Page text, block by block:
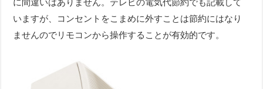
に間違いはありません。テレビの電気代節約でも記載して
いますが、コンセントをこまめに外すことは節約にはなり
ませんのでリモコンから操作することが有効的です。